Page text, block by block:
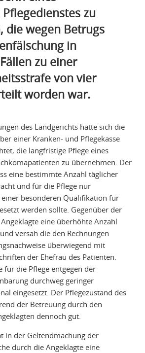
zu
die wegen Betrugs
in
zu einer
von vier
worden war.
des Landgerichts hatte sich die
einer Kranken- und Pflegekasse
die langfristige Pflege eines
zu übernehmen. Der
eine bestimmte Anzahl täglicher
und für die Pflege nur
besonderen Qualifikation für
werden sollte. Gegenüber der
eine überhöhte Anzahl
versah die den Rechnungen
überwiegend mit
der Ehefrau des Patienten.
für die Pflege entgegen der
durchweg geringer
eingesetzt. Der Pflegezustand des
der Betreuung durch den
dennoch gut.
in der Geltendmachung der
durch die Angeklagte eine